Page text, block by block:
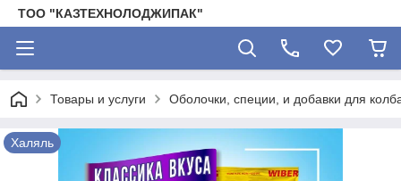
ТОО "КАЗТЕХНОЛОДЖИПАК"
Товары и услуги Оболочки, специи, и добавки для
Халяль